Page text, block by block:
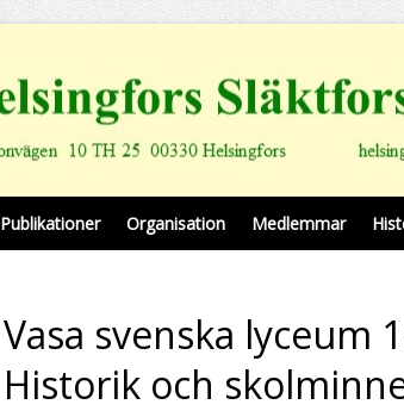
Publikationer Organisation Medlemmar
Vasa svenska lyceum
Historik och